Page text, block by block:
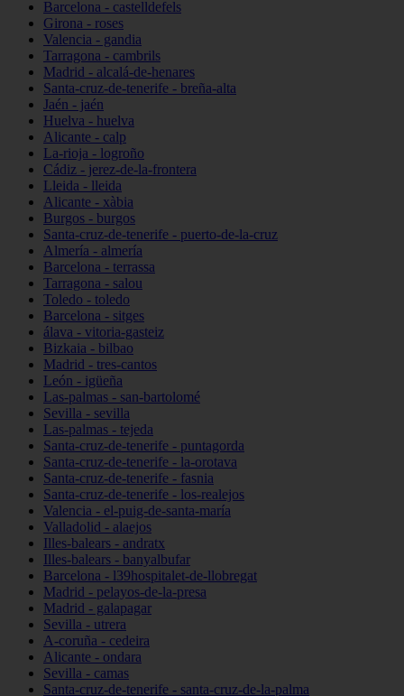
Barcelona - castelldefels
Girona - roses
Valencia - gandia
Tarragona - cambrils
Madrid - alcalá-de-henares
Santa-cruz-de-tenerife - breña-alta
Jaén - jaén
Huelva - huelva
Alicante - calp
La-rioja - logroño
Cádiz - jerez-de-la-frontera
Lleida - lleida
Alicante - xàbia
Burgos - burgos
Santa-cruz-de-tenerife - puerto-de-la-cruz
Almería - almería
Barcelona - terrassa
Tarragona - salou
Toledo - toledo
Barcelona - sitges
álava - vitoria-gasteiz
Bizkaia - bilbao
Madrid - tres-cantos
León - igüeña
Las-palmas - san-bartolomé
Sevilla - sevilla
Las-palmas - tejeda
Santa-cruz-de-tenerife - puntagorda
Santa-cruz-de-tenerife - la-orotava
Santa-cruz-de-tenerife - fasnia
Santa-cruz-de-tenerife - los-realejos
Valencia - el-puig-de-santa-maría
Valladolid - alaejos
Illes-balears - andratx
Illes-balears - banyalbufar
Barcelona - l39hospitalet-de-llobregat
Madrid - pelayos-de-la-presa
Madrid - galapagar
Sevilla - utrera
A-coruña - cedeira
Alicante - ondara
Sevilla - camas
Santa-cruz-de-tenerife - santa-cruz-de-la-palma